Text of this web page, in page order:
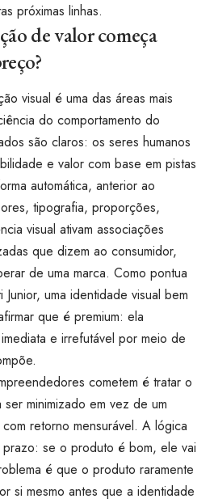
próximas linhas.
de valor começa
visual é uma das áreas mais
do comportamento do
são claros: os seres humanos
e valor com base em pistas
automática, anterior ao
tipografia, proporções,
visual ativam associações
que dizem ao consumidor,
de uma marca. Como pontua
uma identidade visual bem
que é premium: ela
e irrefutável por meio de
cometem é tratar o
minimizado em vez de um
retorno mensurável. A lógica
se o produto é bom, ele vai
é que o produto raramente
si mesmo antes que a identidade